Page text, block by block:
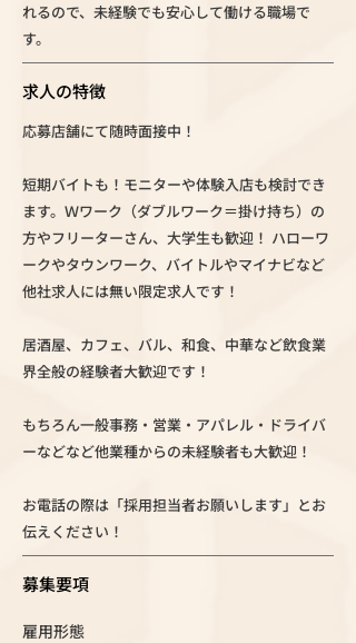
れるので、未経験でも安心して働ける職場で
す。
求人の特徴
応募店舗にて随時面接中！
短期バイトも！モニターや体験入店も検討でき
ます。Ｗワーク（ダブルワーク＝掛け持ち）の
方やフリーターさん、大学生も歓迎！ ハローワ
ークやタウンワーク、バイトルやマイナビなど
他社求人には無い限定求人です！
居酒屋、カフェ、バル、和食、中華など飲食業
界全般の経験者大歓迎です！
もちろん一般事務・営業・アパレル・ドライバ
ーなどなど他業種からの未経験者も大歓迎！
お電話の際は「採用担当者お願いします」とお
伝えください！
募集要項
雇用形態